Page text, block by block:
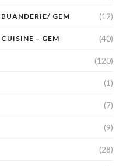
GEM (12)
– GEM (40)
(120)
(1)
(7)
(9)
(28)